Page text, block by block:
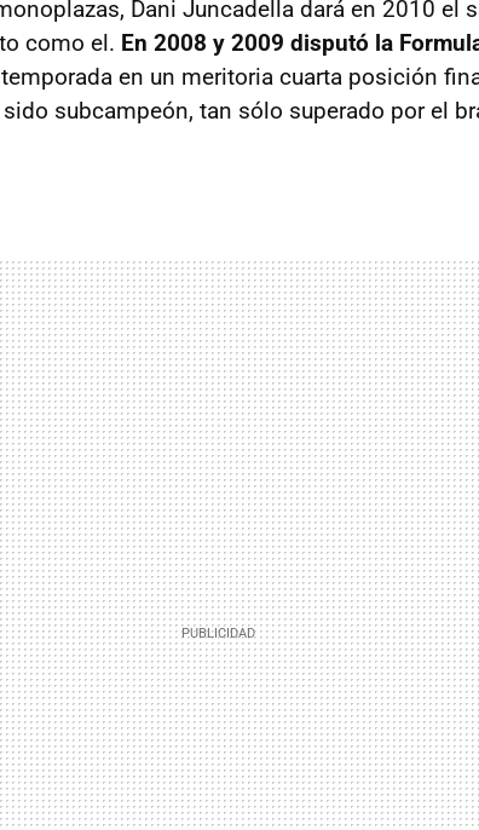
Dani Juncadella dará en 2010 el
como el. En 2008 y 2009 disputó la
en un meritoria cuarta posición
subcampeón, tan sólo superado por el